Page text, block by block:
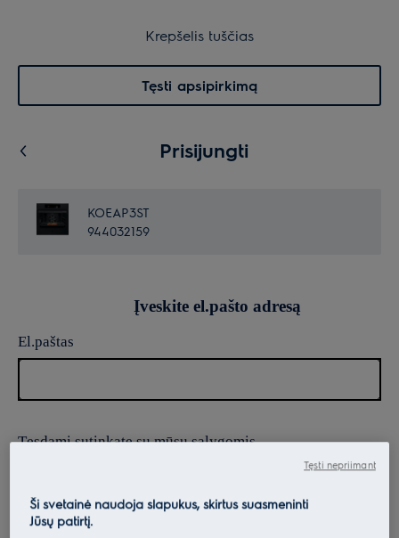
Menu 0
Krepšelis tuščias
Tęsti apsipirkimą
Prisijungti
KOEAP3ST
944032159
Įveskite el.pašto adresą
El.paštas
Tęsdami sutinkate su mūsų sąlygomis.
asmens duomenis, peržiūrėkite mūsų duomenų apsaugos
deklaraciją.
Ši svetainė naudoja slapukus, skirtus suasmeninti
Jūsų patirtį.
Tęsti nepriimant